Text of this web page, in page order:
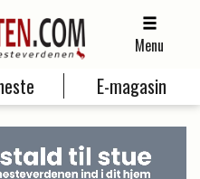
Menu
E-magasin